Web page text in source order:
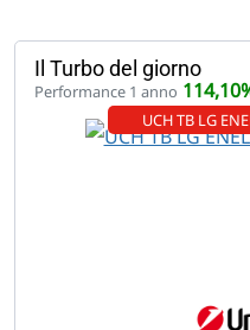
Il Turbo del giorno
Performance 1 anno
UCH TB LG